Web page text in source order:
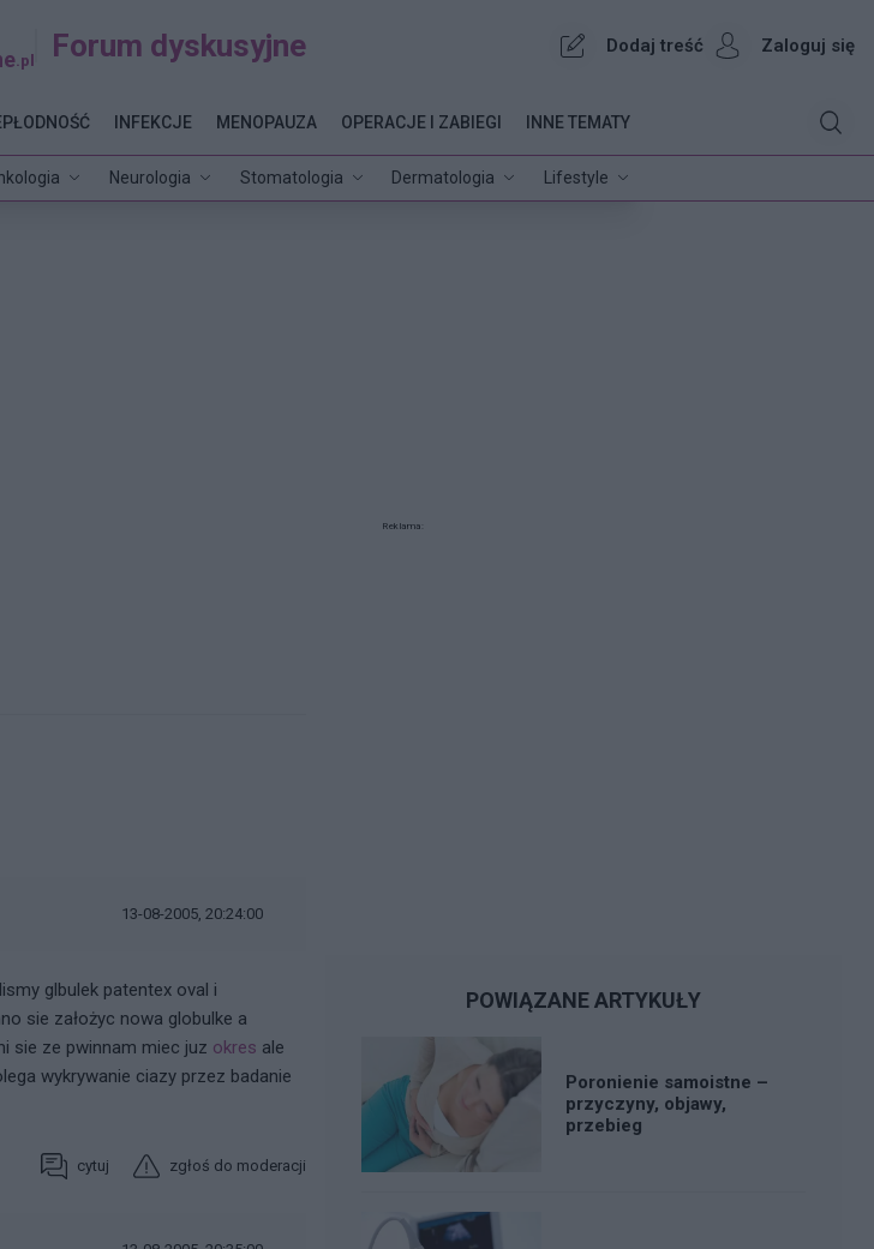
.pl Forum dyskusyjne Dodaj treść Zaloguj się
Neurologia Stomatologia Dermatologia Lifestyle
INFEKCJE MENOPAUZA OPERACJE I ZABIEGI INNE TEMATY
13-08-2005, 20:24:00
glbulek patentex oval i
sie założyc nowa globulke a
sie ze pwinnam miec juz okres ale
wykrywanie ciazy przez badanie
cytuj zgłoś do moderacji
Reklama:
POWIĄZANE ARTYKUŁY
Poronienie samoistne –
przyczyny, objawy,
przebieg